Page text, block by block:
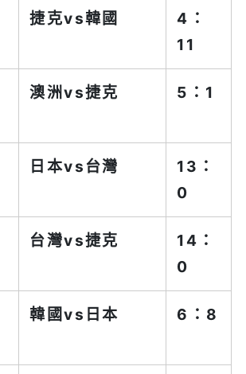
捷克vs韓國
4：
11
澳洲vs捷克 5：1
日本vs台灣
13：
0
台灣vs捷克
14：
0
韓國vs 日本 6：8